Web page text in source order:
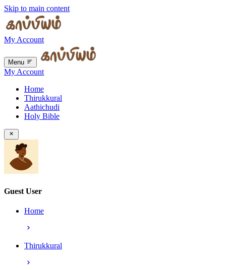
Skip to main content
My Account
Menu
My Account
Home
Thirukkural
Aathichudi
Holy Bible
Guest User
Home
Thirukkural